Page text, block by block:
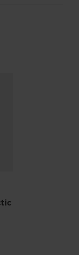
d'ajuster
la durabilité
de soleil.